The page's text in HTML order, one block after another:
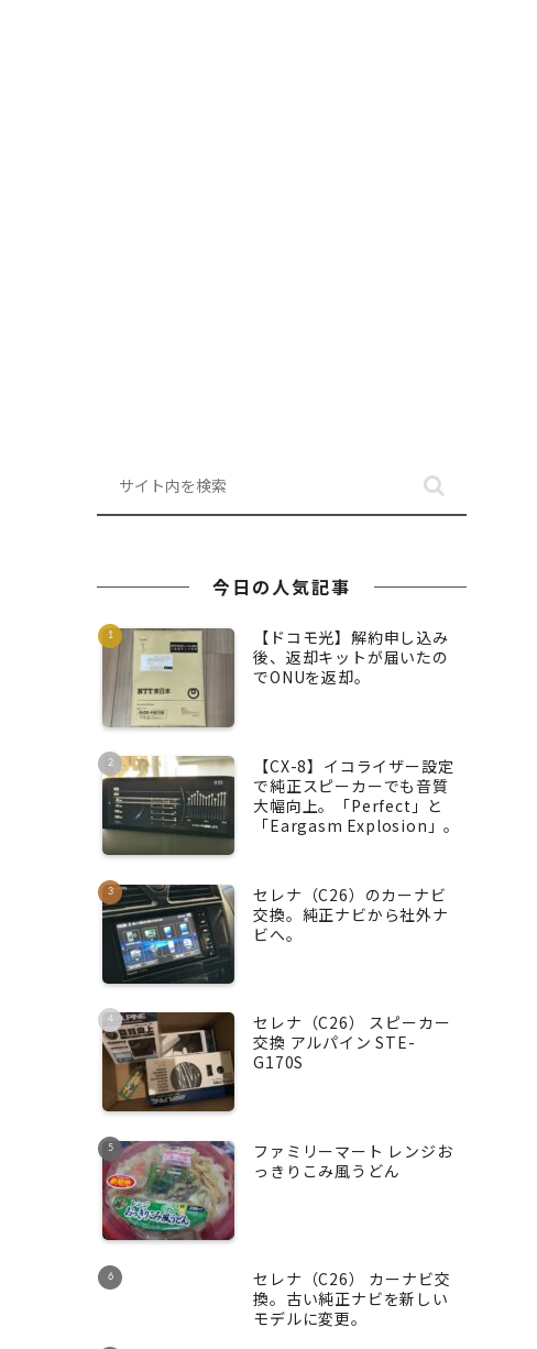
今日の人気記事
【ドコモ光】解約申し込み
後、返却キットが届いたの
でONUを返却。
【CX-8】イコライザー設定
で純正スピーカーでも音質
大幅向上。「Perfect」と
「Eargasm Explosion」。
セレナ（C26）のカーナビ
交換。純正ナビから社外ナ
ビへ。
セレナ（C26） スピーカー
交換 アルパイン STE-
G170S
ファミリーマート レンジお
っきりこみ風うどん
セレナ（C26） カーナビ交
換。古い純正ナビを新しい
モデルに変更。